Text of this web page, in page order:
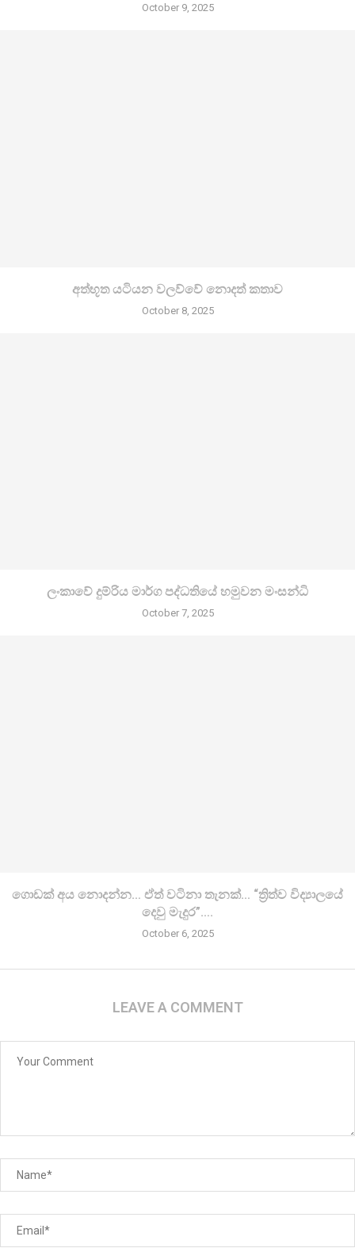
October 9, 2025
අත්භූත යටියන වලව්වේ නොදත් කතාව
October 8, 2025
ලංකාවේ දුම්රිය මාර්ග පද්ධතියේ හමුවන මංසන්ධි
October 7, 2025
ගොඩක් අය නොදන්න… ඒත් වටිනා තැනක්… “ත්‍රිත්ව විද්‍යාලයේ
දෙවු මැදුර”….
October 6, 2025
LEAVE A COMMENT